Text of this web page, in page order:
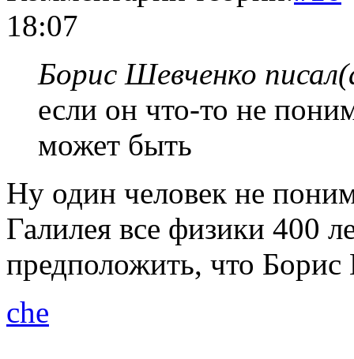
18:07
Борис Шевченко
если он что-то не
может быть
Ну один человек не
Галилея все физики 400
предположить, что
che